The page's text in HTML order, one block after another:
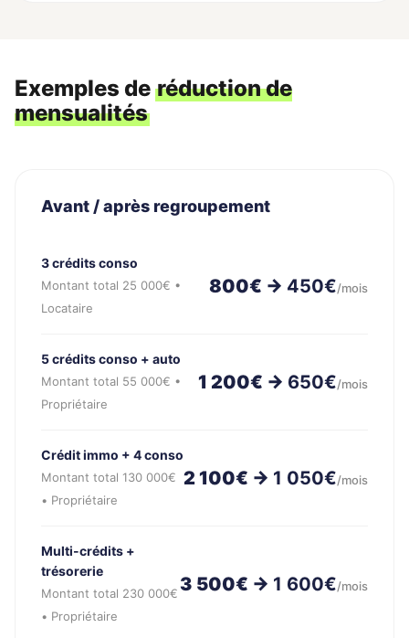
Exemples de réduction de
mensualités
Avant / après regroupement
3 crédits conso
Montant total 25 000€ •
Locataire
800€ → 450€/mois
5 crédits conso + auto
Montant total 55 000€ •
Propriétaire
1 200€ → 650€/mois
Crédit immo + 4 conso
Montant total 130 000€
• Propriétaire
2 100€ → 1 050€/mois
Multi-crédits +
trésorerie
Montant total 230 000€
• Propriétaire
3 500€ → 1 600€/mois